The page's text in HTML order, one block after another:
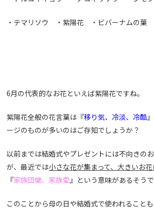
・テマリソウ ・紫陽花 ・ビバーナムの葉
6月の代表的なお花といえば紫陽花ですね。
紫陽花全般の花言葉は『移り気、冷淡、冷酷
ージのものが多いのはご存知でしょうか？
以前までは結婚式やプレゼントには不向きの
が、最近では小さな花が集まって、大きいお
『家族団欒、家族愛』という意味があるそうで
このことから母の日や結婚式で使われること